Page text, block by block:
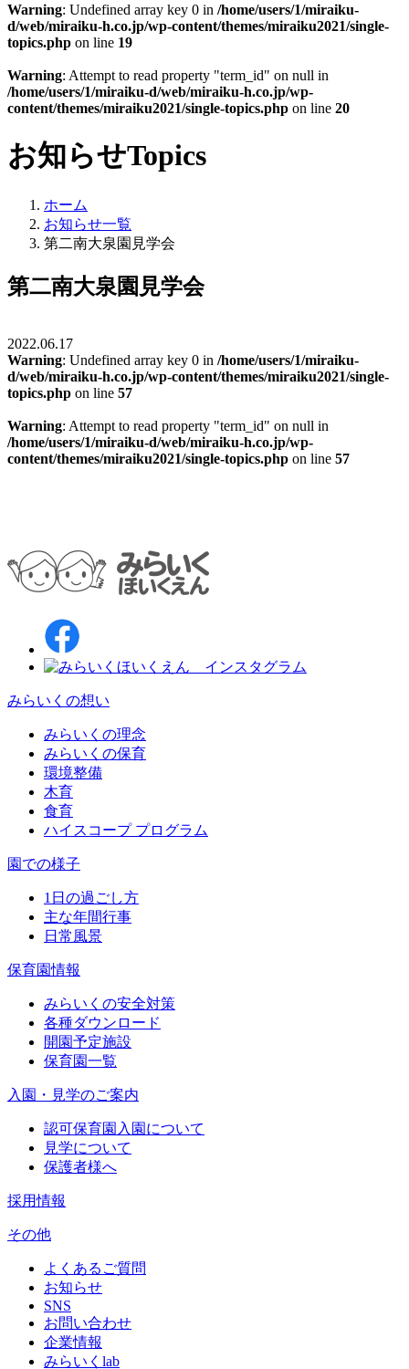
Warning: Undefined array key 0 in /home/users/1/miraiku-
d/web/miraiku-h.co.jp/wp-content/themes/miraiku2021/single-
topics.php on line 19
Warning: Attempt to read property "term_id" on null in
/home/users/1/miraiku-d/web/miraiku-h.co.jp/wp-
content/themes/miraiku2021/single-topics.php on line 20
お知らせTopics
ホーム
お知らせ一覧
第二南大泉園見学会
第二南大泉園見学会
2022.06.17
Warning: Undefined array key 0 in /home/users/1/miraiku-
d/web/miraiku-h.co.jp/wp-content/themes/miraiku2021/single-
topics.php on line 57
Warning: Attempt to read property "term_id" on null in
/home/users/1/miraiku-d/web/miraiku-h.co.jp/wp-
content/themes/miraiku2021/single-topics.php on line 57
みらいくの想い
みらいくの理念
みらいくの保育
環境整備
木育
食育
ハイスコープ プログラム
園での様子
1日の過ごし方
主な年間行事
日常風景
保育園情報
みらいくの安全対策
各種ダウンロード
開園予定施設
保育園一覧
入園・見学のご案内
認可保育園入園について
見学について
保護者様へ
採用情報
その他
よくあるご質問
お知らせ
SNS
お問い合わせ
企業情報
みらいくlab